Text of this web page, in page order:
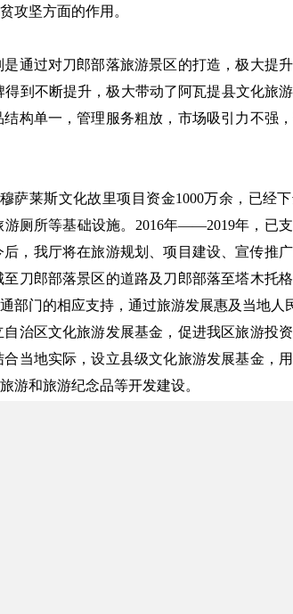
攻坚方面的作用。
通过对刀郎部落旅游景区的打造，极大提
到不断提升，极大带动了阿瓦提县文化旅
构单一，管理服务粗放，市场吸引力不强
莱斯文化故里项目资金1000万余，已经下
厕所等基础设施。2016年——2019年，已
，我厅将在旅游规划、项目建设、宣传推
刀郎部落景区的道路及刀郎部落至塔木托
部门的相应支持，通过旅游发展惠及当地人
治区文化旅游发展基金，促进我区旅游投资
当地实际，设立县级文化旅游发展基金，
游和旅游纪念品等开发建设。